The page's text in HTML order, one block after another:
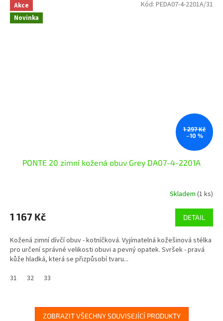
Akce
Novinka
1 297 Kč
–10 %
PONTE 20 zimní kožená obuv Grey DA07-4-2201A
Skladem (1 ks)
1 167 Kč DETAIL
Kožená zimní dívčí obuv - kotníčková. Vyjímatelná kožešinová stélka
pro určení správné velikosti obuvi a pevný opatek. Svršek - pravá
kůže hladká, která se přizpůsobí tvaru...
31
32 33
Kód: PEDA07-4-2201A/31
ZOBRAZIT VŠECHNY SOUVISEJÍCÍ PRODUKTY